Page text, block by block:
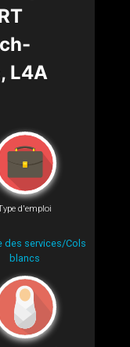
L4A
d'emploi
des services/Cols
blancs